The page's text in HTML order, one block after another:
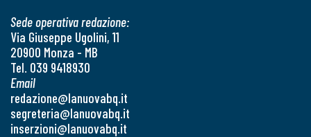
Sede operativa redazione:
Via Giuseppe Ugolini, 11
20900 Monza - MB
Tel. 039 9418930
Email
redazione@lanuovabq.it
segreteria@lanuovabq.it
inserzioni@lanuovabq.it